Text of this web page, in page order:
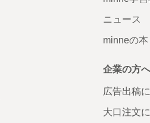
ニュース
minneの本
企業の方
広告出稿
大口注文